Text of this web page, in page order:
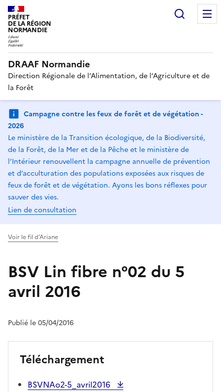
PRÉFET
DE LA RÉGION
NORMANDIE
DRAAF Normandie
Direction Régionale de l’Alimentation, de l’Agriculture et de
la Forêt
Campagne contre les feux de forêt et de végétation -
2026
Le ministère de la Transition écologique, de la Biodiversité,
de la Forêt, de la Mer et de la Pêche et le ministère de
l’Intérieur renouvellent la campagne annuelle de prévention
et d’acculturation des populations exposées aux risques de
feux de forêt et de végétation. Ayons les bons réflexes pour
sauver des vies.
Lien de consultation
Voir le fil d'Ariane
BSV Lin fibre n°02 du 5
avril 2016
Publié le 05/04/2016
Téléchargement
BSVNAo2-5_avril2016